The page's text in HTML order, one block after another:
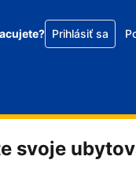
Prihlásiť sa
svoje